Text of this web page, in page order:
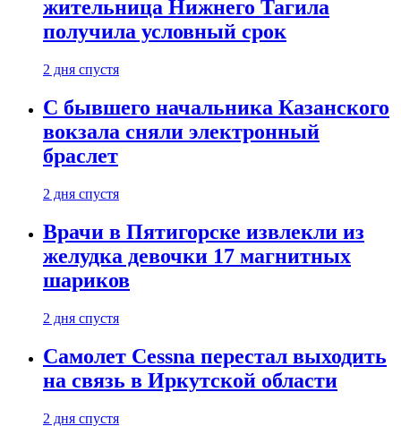
жительница Нижнего Тагила
получила условный срок
2 дня спустя
С бывшего начальника Казанского
вокзала сняли электронный
браслет
2 дня спустя
Врачи в Пятигорске извлекли из
желудка девочки 17 магнитных
шариков
2 дня спустя
Самолет Cessna перестал выходить
на связь в Иркутской области
2 дня спустя